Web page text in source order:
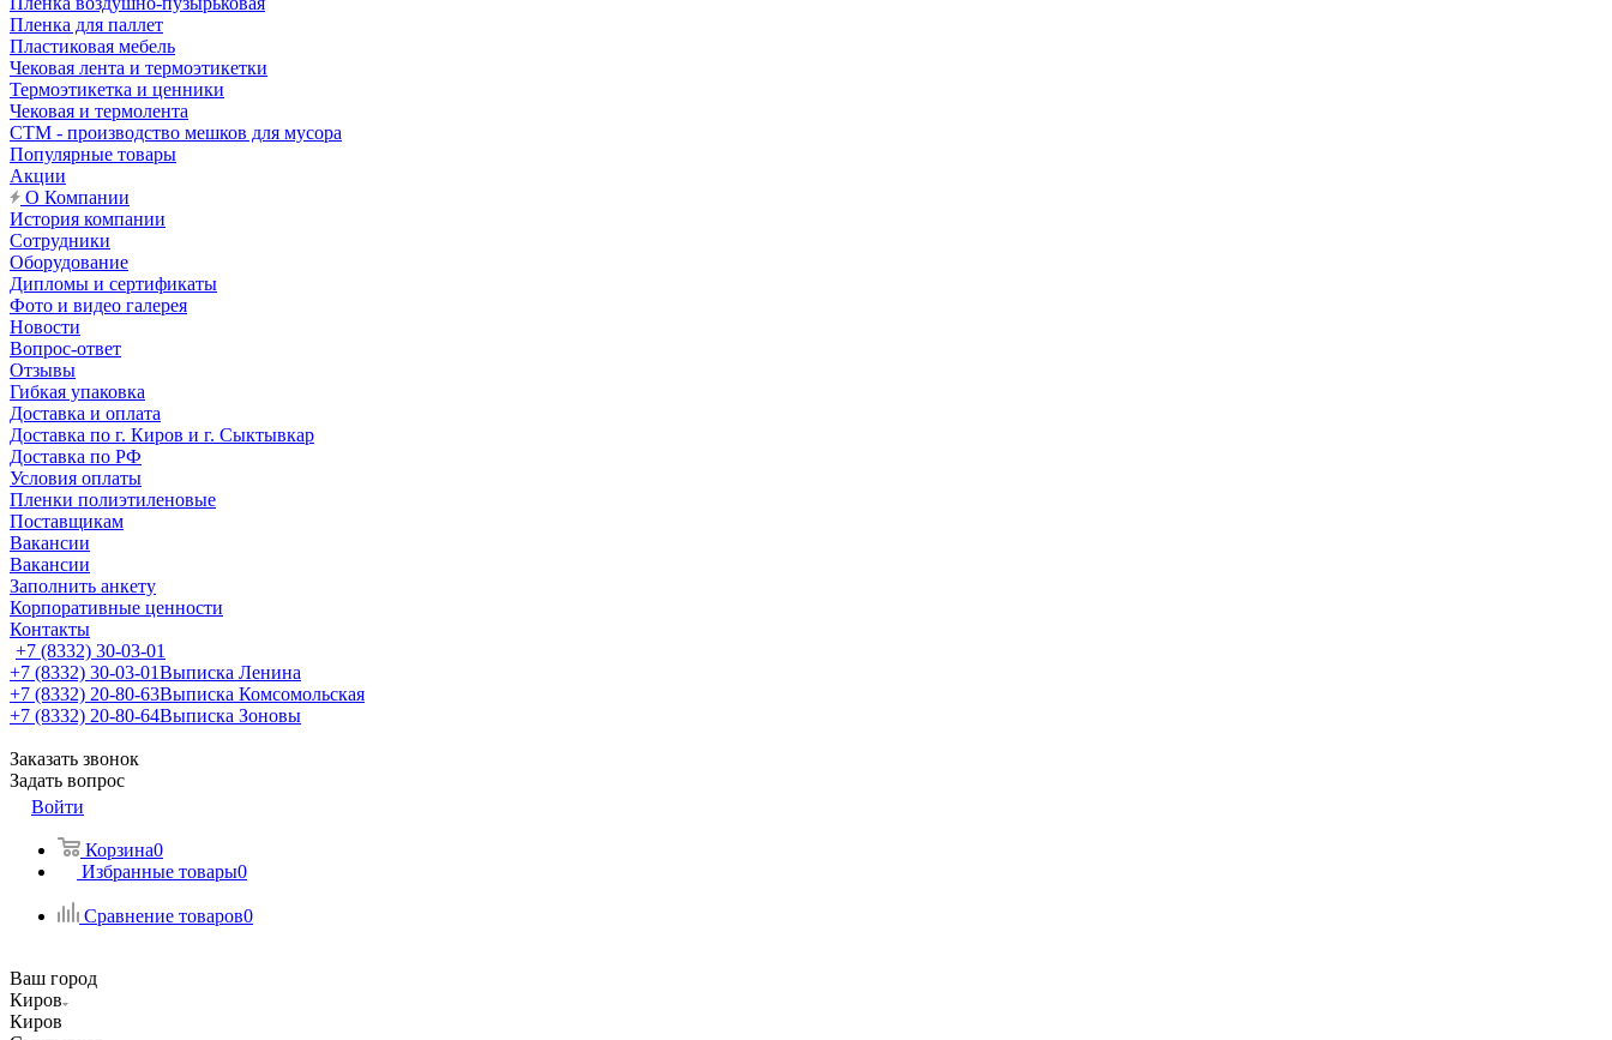
Пленка для паллет
Пластиковая мебель
Чековая лента и термоэтикетки
Термоэтикетка и ценники
Чековая и термолента
СТМ - производство мешков для мусора
Популярные товары
Акции
О Компании
История компании
Сотрудники
Оборудование
Дипломы и сертификаты
Фото и видео галерея
Новости
Вопрос-ответ
Отзывы
Гибкая упаковка
Доставка и оплата
Доставка по г. Киров и г. Сыктывкар
Доставка по РФ
Условия оплаты
Пленки полиэтиленовые
Поставщикам
Вакансии
Вакансии
Заполнить анкету
Корпоративные ценности
Контакты
+7 (8332) 30-03-01
+7 (8332) 30-03-01Выписка Ленина
+7 (8332) 20-80-63Выписка Комсомольская
+7 (8332) 20-80-64Выписка Зоновы
Заказать звонок
Задать вопрос
Войти
Корзина0
Избранные товары0
Сравнение товаров0
Ваш город
Киров
Киров